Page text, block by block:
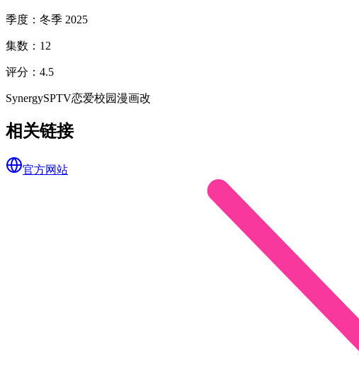
季度 ： 冬季 2025
集数 ： 12
评分 ： 4.5
SynergySPTV恋爱校园漫画改
相关链接
官方网站